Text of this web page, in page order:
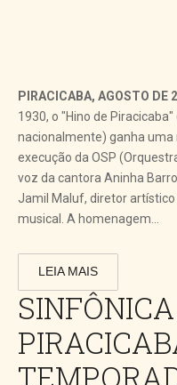
PIRACICABA, AGOSTO DE
1930, o "Hino de
nacionalmente) ganha uma
execução da OSP
voz da cantora Aninha
Jamil Maluf, diretor
musical. A homenagem...
LEIA MAIS